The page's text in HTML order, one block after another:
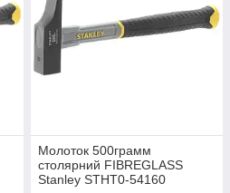
Молоток 500грамм
столярний FIBREGLASS
Stanley STHT0-54160